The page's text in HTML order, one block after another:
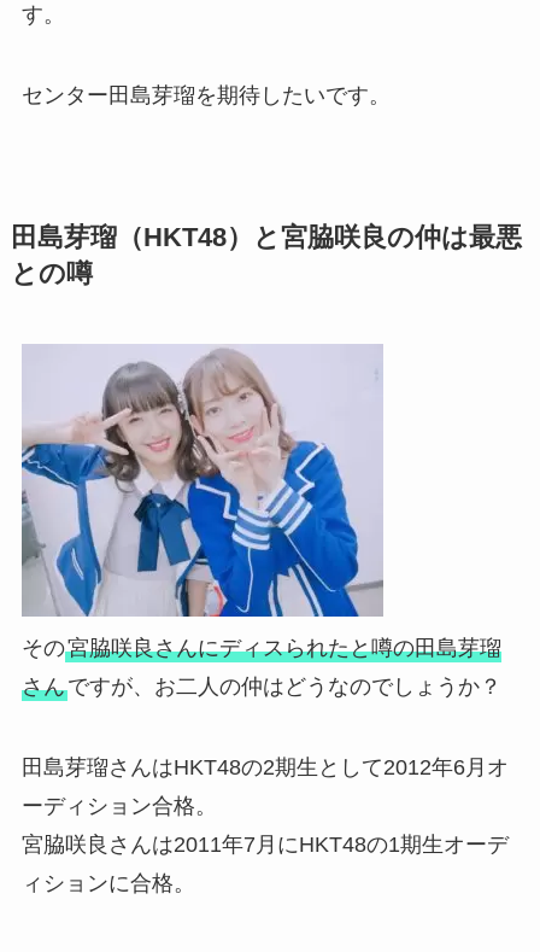
す。
センター田島芽瑠を期待したいです。
田島芽瑠（HKT48）と宮脇咲良の仲は最悪
との噂
その宮脇咲良さんにディスられたと噂の田島芽瑠
さんですが、お二人の仲はどうなのでしょうか？
田島芽瑠さんはHKT48の2期生として2012年6月オ
ーディション合格。
宮脇咲良さんは2011年7月にHKT48の1期生オーデ
ィションに合格。